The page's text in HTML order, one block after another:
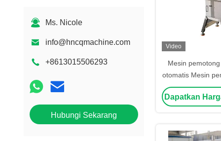
Ms. Nicole
info@hncqmachine.com
+8613015506293
Hubungi Sekarang
Video
Mesin
otomatis Mesin
beku Mesin
beku listrik
Dapatkan